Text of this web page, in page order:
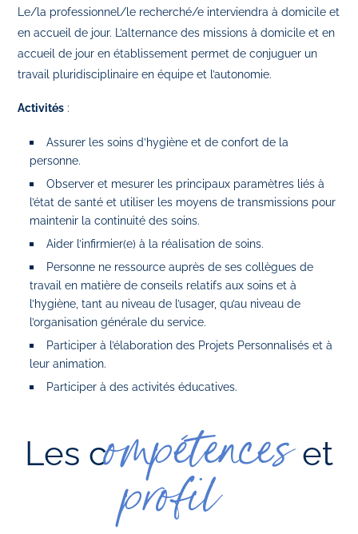
Le/la professionnel/le recherché/e interviendra à domicile et
en accueil de jour. L’alternance des missions à domicile et en
accueil de jour en établissement permet de conjuguer un
travail pluridisciplinaire en équipe et l’autonomie.
Activités :
Assurer les soins d’hygiène et de confort de la
personne.
Observer et mesurer les principaux paramètres liés à
l’état de santé et utiliser les moyens de transmissions pour
maintenir la continuité des soins.
Aider l’infirmier(e) à la réalisation de soins.
Personne ne ressource auprès de ses collègues de
travail en matière de conseils relatifs aux soins et à
l’hygiène, tant au niveau de l’usager, qu’au niveau de
l’organisation générale du service.
Participer à l’élaboration des Projets Personnalisés et à
leur animation.
Participer à des activités éducatives.
Les compétenceset
profil